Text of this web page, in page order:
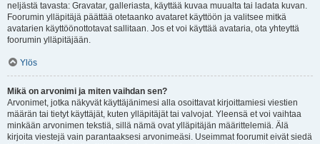
neljästä tavasta: Gravatar, galleriasta, käyttää kuvaa muualta tai ladata kuvan.
Foorumin ylläpitäjä päättää otetaanko avataret käyttöön ja valitsee mitkä
avatarien käyttöönottotavat sallitaan. Jos et voi käyttää avataria, ota yhteyttä
foorumin ylläpitäjään.
Ylös
Mikä on arvonimi ja miten vaihdan sen?
Arvonimet, jotka näkyvät käyttäjänimesi alla osoittavat kirjoittamiesi viestien
määrän tai tietyt käyttäjät, kuten ylläpitäjät tai valvojat. Yleensä et voi vaihtaa
minkään arvonimen tekstiä, sillä nämä ovat ylläpitäjän määrittelemiä. Älä
kirjoita viestejä vain parantaaksesi arvonimeäsi. Useimmat foorumit eivät siedä